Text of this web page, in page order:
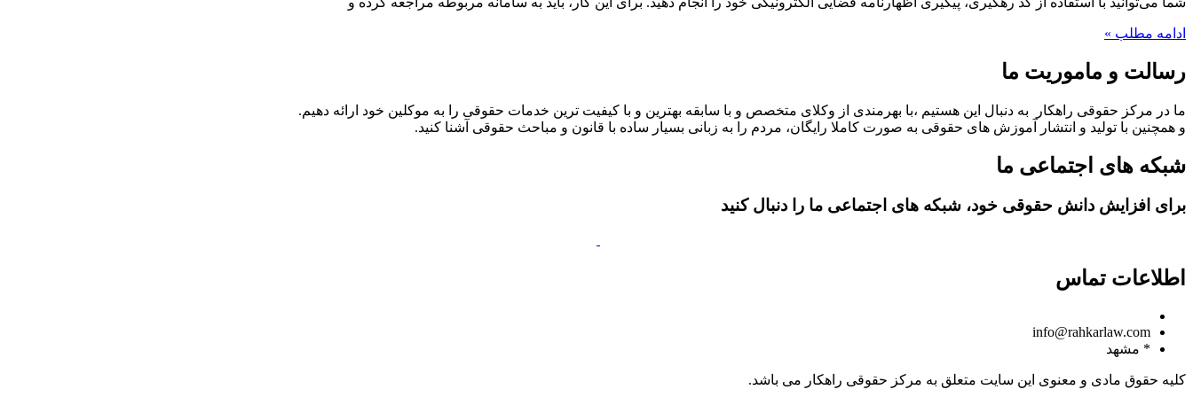
ادامه مطلب »
رسالت و ماموریت ما
ما در مرکز حقوقی راهکار به دنبال این هستیم ،با بهرمندی از وکلای متخصص و با سابقه بهترین و با کیفیت ترین خدمات حقوقی را به موکلین خود ارائه دهیم.
و همچنین با تولید و انتشار آموزش های حقوقی به صورت کاملا رایگان، مردم را به زبانی بسیار ساده با قانون و مباحث حقوقی آشنا کنید.
شبکه های اجتماعی ما
برای افزایش دانش حقوقی خود، شبکه های اجتماعی ما را دنبال کنید
اطلاعات تماس
info@rahkarlaw.com
* مشهد
کلیه حقوق مادی و معنوی این سایت متعلق به مرکز حقوقی راهکار می باشد.